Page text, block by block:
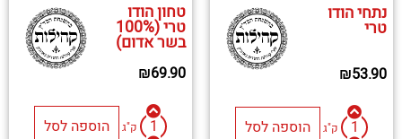
נתחי הודו
טרי
₪53.90
ק"ג הוספה לסל
טחון הודו
טרי (100%
בשר אדום)
₪69.90
ק"ג הוספה לסל